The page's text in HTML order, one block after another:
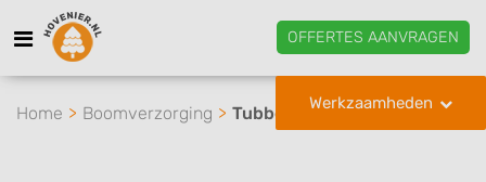
OFFERTES AANVRAGEN
Werkzaamheden
Home Boomverzorging Tubbergen